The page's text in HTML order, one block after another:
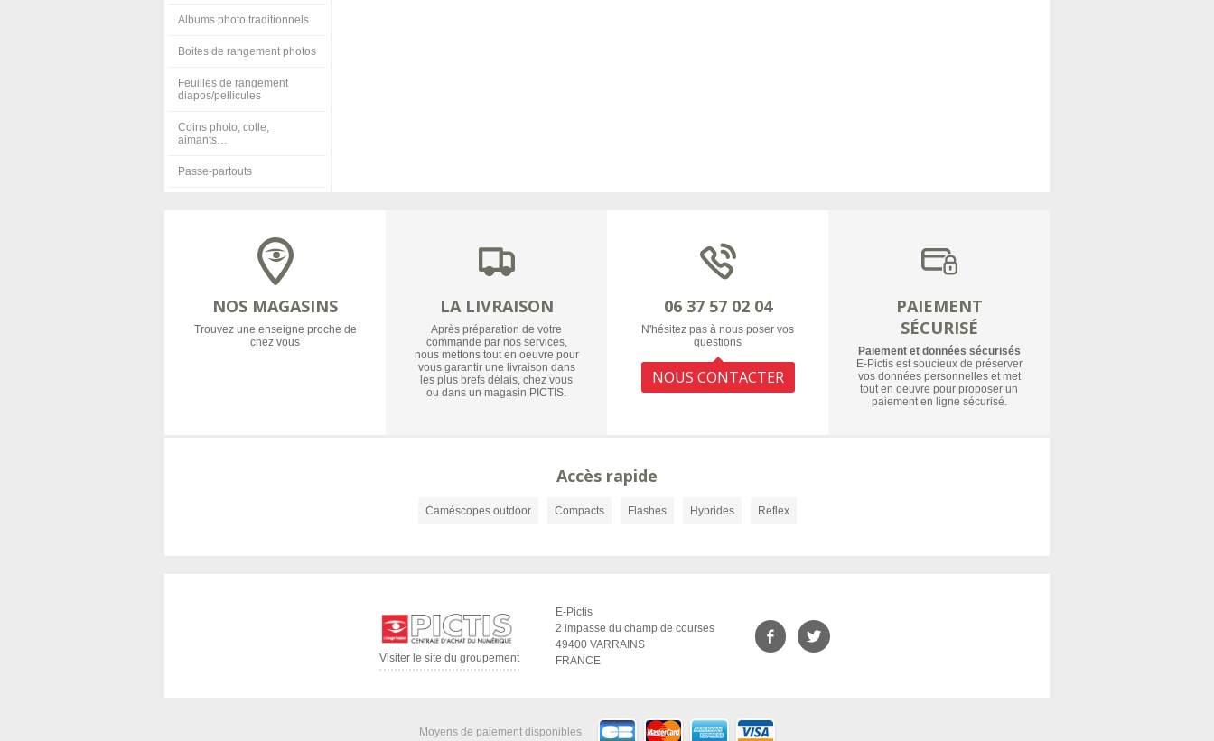
Albums photo traditionnels
Boites de rangement photos
Feuilles de rangement
diapos/pellicules
Coins photo, colle,
aimants…
Passe-partouts
NOS MAGASINS
Trouvez une enseigne proche de
chez vous
LA LIVRAISON
Après préparation de votre
commande par nos services,
nous mettons tout en oeuvre pour
vous garantir une livraison dans
les plus brefs délais, chez vous
ou dans un magasin PICTIS.
06 37 57 02 04
N'hésitez pas à nous poser vos
questions
NOUS CONTACTER
PAIEMENT
SÉCURISÉ
Paiement et données sécurisés
E-Pictis est soucieux de préserver
vos données personnelles et met
tout en oeuvre pour proposer un
paiement en ligne sécurisé.
Accès rapide
Caméscopes outdoor Compacts Flashes Hybrides Reflex
Visiter le site du groupement
E-Pictis
2 impasse du champ de courses
49400 VARRAINS
FRANCE
Moyens de paiement disponibles